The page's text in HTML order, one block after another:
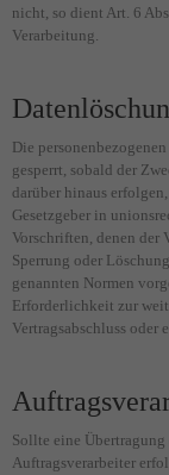
nicht, so dient Art. 6
Verarbeitung.
Die
gesperrt, sobald der
darüber hinaus
Gesetzgeber in
Vorschriften, denen der
Sperrung oder
genannten Normen
Erforderlichkeit zur
Vertragsabschluss oder
Sollte eine
Auftragsverarbeiter